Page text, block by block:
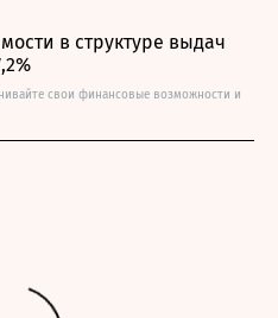
в структуре выдач
свои финансовые возможности и